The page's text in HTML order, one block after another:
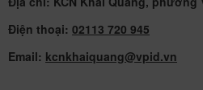
Điện thoại: 02113 720 945
Email: kcnkhaiquang@vpid.vn